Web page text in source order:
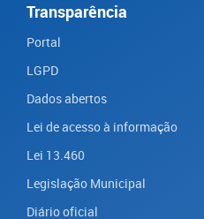
Transparência
Portal
LGPD
Dados abertos
Lei de acesso à informação
Lei 13.460
Legislação Municipal
Diário oficial